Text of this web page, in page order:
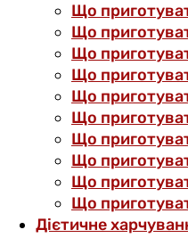
Що
Що
Що
Що
Що
Що
Що
Що
Що
Що
Дієтичне